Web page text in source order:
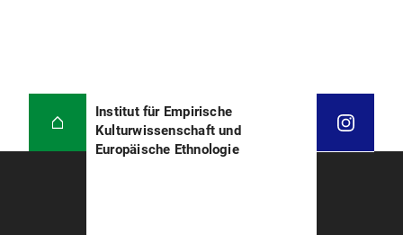
Institut für Empirische
Kulturwissenschaft und
Europäische Ethnologie